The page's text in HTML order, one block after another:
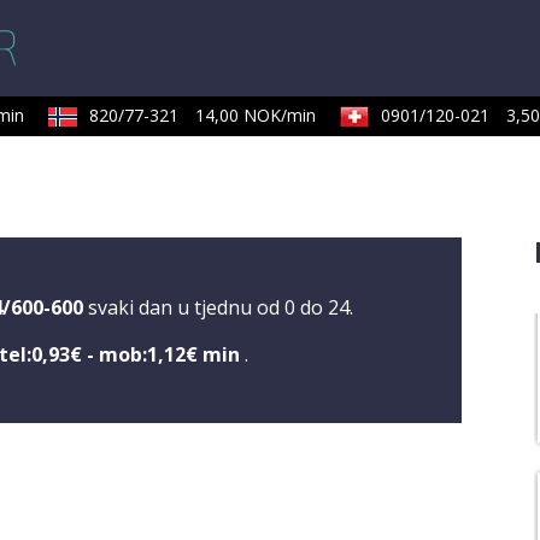
820/77-321 14,00 NOK/min 0901/120-021 3,50
600-600 svaki dan u tjednu od 0 do 24.
tel:0,93€ - mob:1,12€ min .